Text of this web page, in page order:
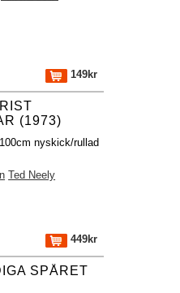
149kr
(1973)
nyskick/rullad
Ted Neely
449kr
SPÅRET